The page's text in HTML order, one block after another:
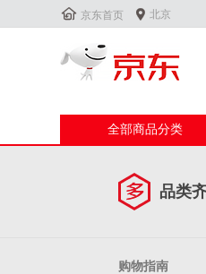
 京东首页  北京
全部商品分类
品类
购物指南